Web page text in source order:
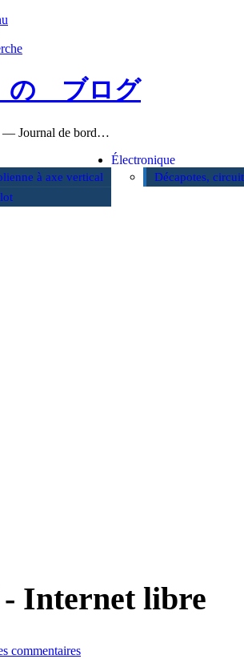
の ブログ
— Journal de bord…
à axe vertical
Électronique
Décapotes,
Internet libre
commentaires